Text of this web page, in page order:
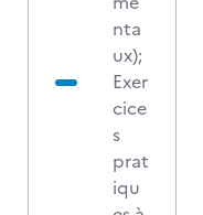
nta
ux);
Exer
cice
s
prat
iqu